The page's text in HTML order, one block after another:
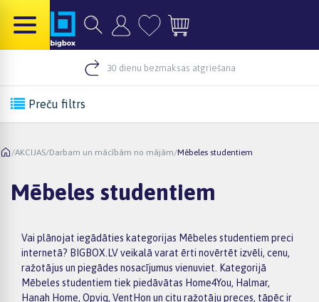
30 dienu bezmaksas atgriešana
Preču filtrs
/AKCIJAS/Darbam un mācībām no mājām/Mēbeles studentiem
Mēbeles studentiem
Vai plānojat iegādāties kategorijas Mēbeles studentiem preci
internetā? BIGBOX.LV veikalā varat ērti novērtēt izvēli, cenu,
ražotājus un piegādes nosacījumus vienuviet. Kategorijā
Mēbeles studentiem tiek piedāvātas Home4You, Halmar,
Hanah Home, Opviq, VentHon un citu ražotāju preces, tāpēc ir